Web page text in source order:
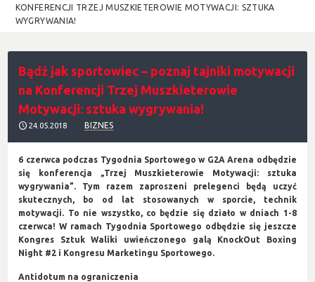
KONFERENCJI TRZEJ MUSZKIETEROWIE MOTYWACJI: SZTUKA
WYGRYWANIA!
Bądź jak sportowiec – poznaj tajniki motywacji
na Konferencji Trzej Muszkieterowie
Motywacji: sztuka wygrywania!
24.05.2018 BIZNES
6 czerwca podczas Tygodnia Sportowego w G2A Arena odbędzie
się konferencja „Trzej Muszkieterowie Motywacji: sztuka
wygrywania”. Tym razem zaproszeni prelegenci będą uczyć
skutecznych, bo od lat stosowanych w sporcie, technik
motywacji. To nie wszystko, co będzie się działo w dniach 1-8
czerwca! W ramach Tygodnia Sportowego odbędzie się jeszcze
Kongres Sztuk Waliki uwieńczonego galą KnockOut Boxing
Night #2 i Kongresu Marketingu Sportowego.
Antidotum na ograniczenia